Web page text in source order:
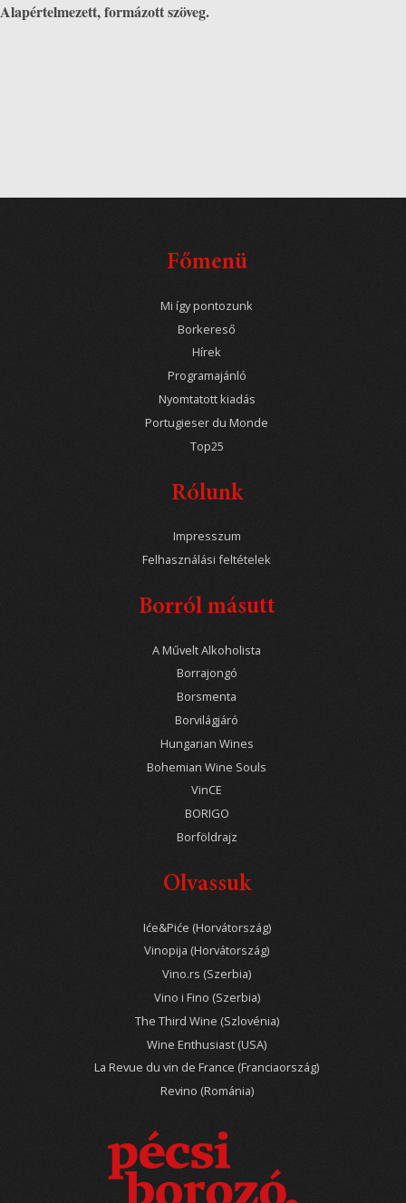
Alapértelmezett, formázott szöveg.
Főmenü
Mi így pontozunk
Borkereső
Hírek
Programajánló
Nyomtatott kiadás
Portugieser du Monde
Top25
Rólunk
Impresszum
Felhasználási feltételek
Borról másutt
A Művelt Alkoholista
Borrajongó
Borsmenta
Borvilágjáró
Hungarian Wines
Bohemian Wine Souls
VinCE
BORIGO
Borföldrajz
Olvassuk
Iće&Piće (Horvátország)
Vinopija (Horvátország)
Vino.rs (Szerbia)
Vino i Fino (Szerbia)
The Third Wine (Szlovénia)
Wine Enthusiast (USA)
La Revue du vin de France (Franciaország)
Revino (Románia)